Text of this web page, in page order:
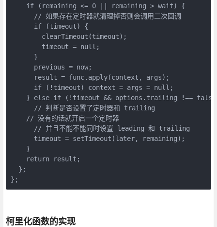
    if (remaining <= 0 || remaining > wait) {
      // 如果存在定时器就清理掉否则会调用二次回调
      if (timeout) {
        clearTimeout(timeout);
        timeout = null;
      }
      previous = now;
      result = func.apply(context, args);
      if (!timeout) context = args = null;
} else if (!timeout && options.trailing !==
      // 判断是否设置了定时器和 trailing
    // 没有的话就开启一个定时器
      // 并且不能不能同时设置 leading 和 trailing
      timeout = setTimeout(later, remaining);
    }
    return result;
  };
柯里化函数的实现